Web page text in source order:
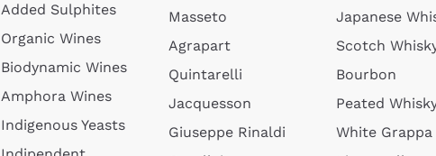
Added Sulphites
Organic Wines
Biodynamic Wines
Amphora Wines
Indigenous Yeasts
Masseto
Agrapart
Quintarelli
Jacquesson
Giuseppe Rinaldi
Japanese
Scotch
Bourbon
Peated
White Grappa